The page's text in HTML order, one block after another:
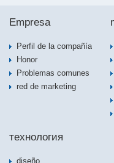
Empresa
Perfil de la compañía
Honor
Problemas comunes
red de marketing
технология
diseño